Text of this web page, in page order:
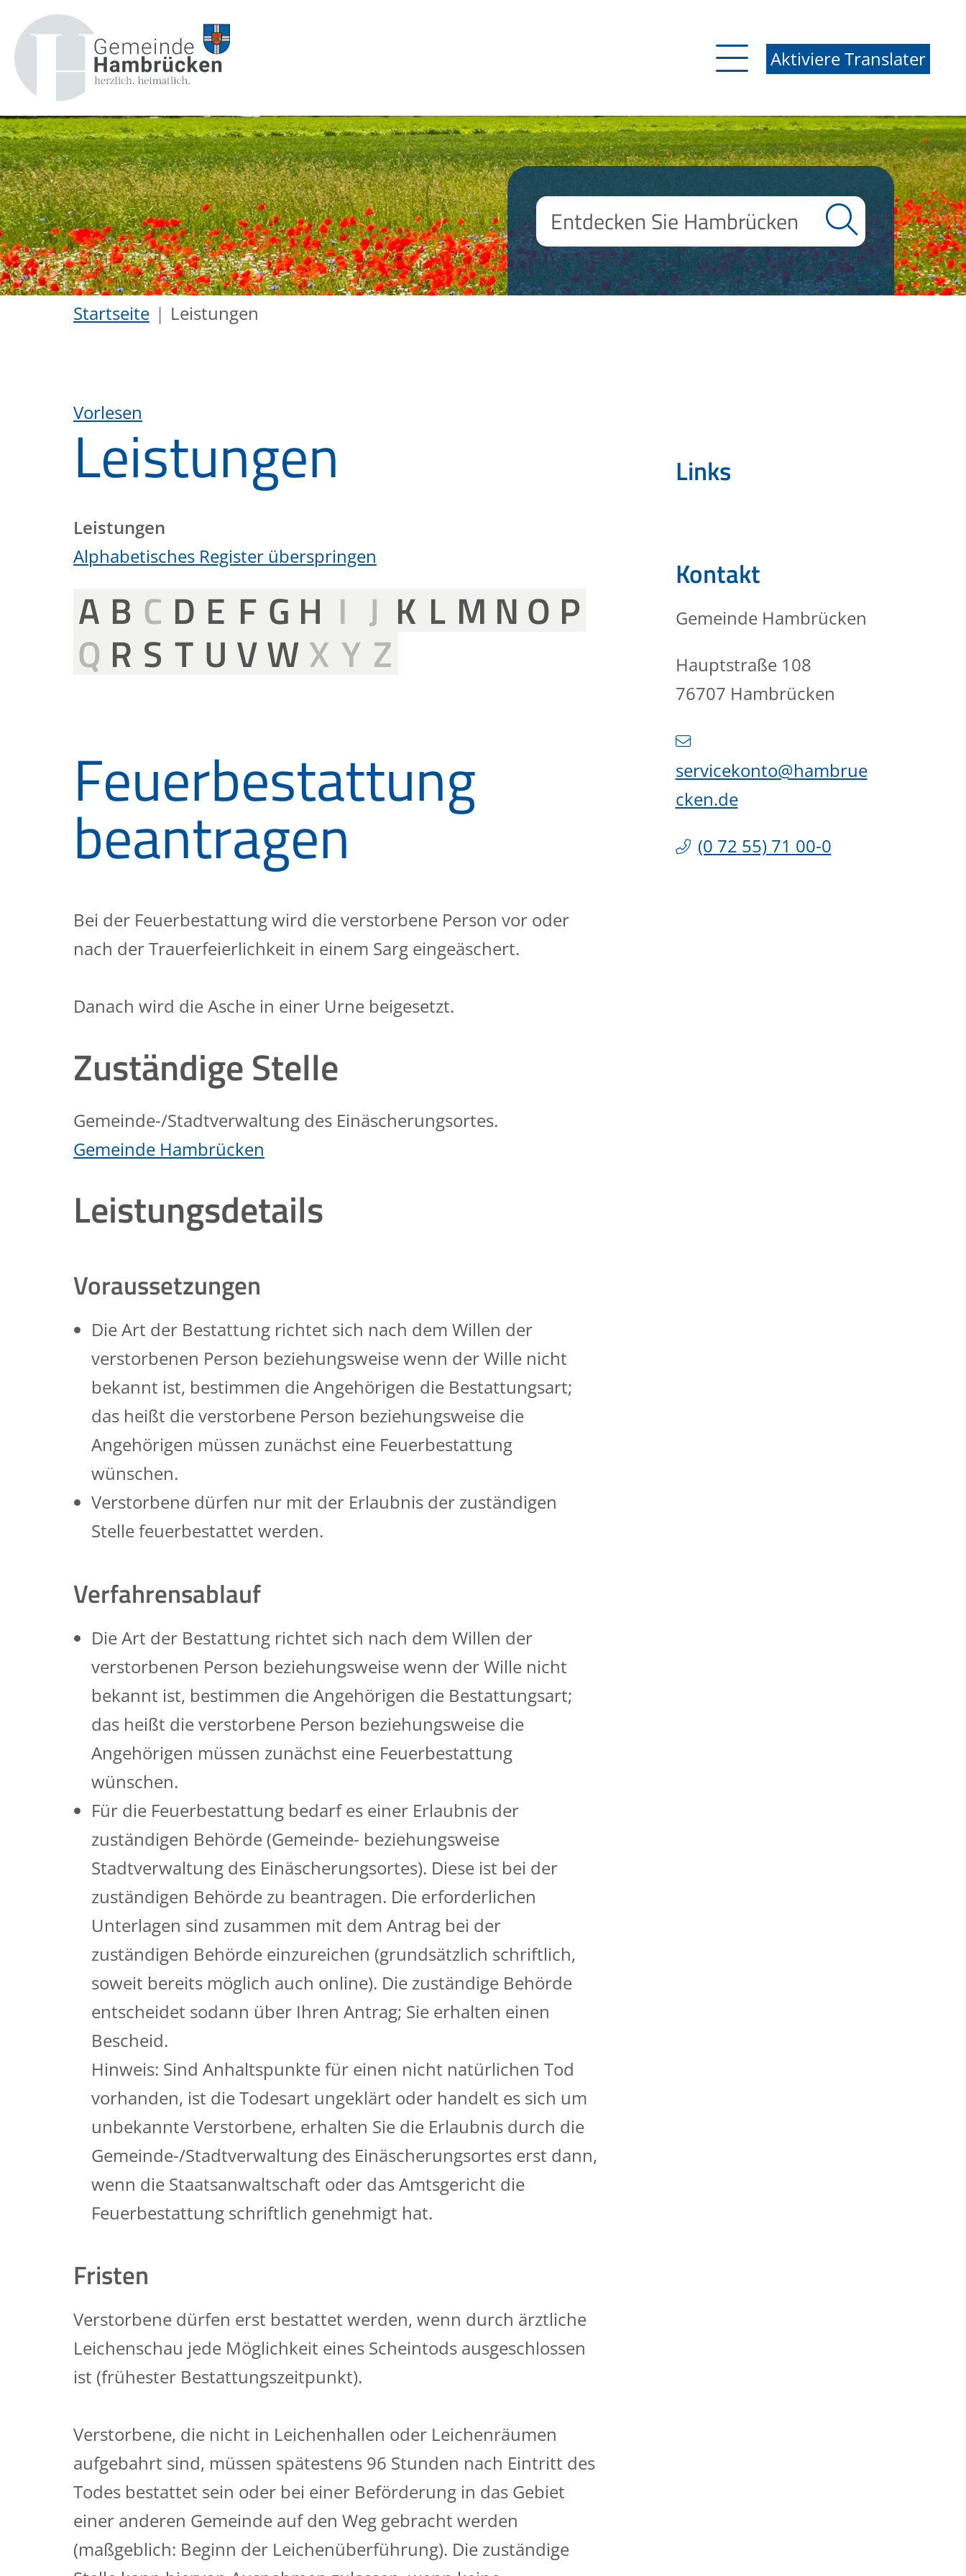
Aktiviere Translater
Startseite Leistungen
Vorlesen
Leistungen
Leistungen
Alphabetisches Register überspringen
A B C D E F G H I J K L M N O P
Q R S T U VWX Y Z
Feuerbestattung
beantragen
Bei der Feuerbestattung wird die verstorbene Person vor oder
nach der Trauerfeierlichkeit in einem Sarg eingeäschert.
Danach wird die Asche in einer Urne beigesetzt.
Zuständige Stelle
Gemeinde-/Stadtverwaltung des Einäscherungsortes.
Gemeinde Hambrücken
Leistungsdetails
Voraussetzungen
Die Art der Bestattung richtet sich nach dem Willen der
verstorbenen Person beziehungsweise wenn der Wille nicht
bekannt ist, bestimmen die Angehörigen die Bestattungsart;
das heißt die verstorbene Person beziehungsweise die
Angehörigen müssen zunächst eine Feuerbestattung
wünschen.
Verstorbene dürfen nur mit der Erlaubnis der zuständigen
Stelle feuerbestattet werden.
Verfahrensablauf
Die Art der Bestattung richtet sich nach dem Willen der
verstorbenen Person beziehungsweise wenn der Wille nicht
bekannt ist, bestimmen die Angehörigen die Bestattungsart;
das heißt die verstorbene Person beziehungsweise die
Angehörigen müssen zunächst eine Feuerbestattung
wünschen.
Für die Feuerbestattung bedarf es einer Erlaubnis der
zuständigen Behörde (Gemeinde- beziehungsweise
Stadtverwaltung des Einäscherungsortes). Diese ist bei der
zuständigen Behörde zu beantragen. Die erforderlichen
Unterlagen sind zusammen mit dem Antrag bei der
zuständigen Behörde einzureichen (grundsätzlich schriftlich,
soweit bereits möglich auch online). Die zuständige Behörde
entscheidet sodann über Ihren Antrag; Sie erhalten einen
Bescheid.
Hinweis: Sind Anhaltspunkte für einen nicht natürlichen Tod
vorhanden, ist die Todesart ungeklärt oder handelt es sich um
unbekannte Verstorbene, erhalten Sie die Erlaubnis durch die
Gemeinde-/Stadtverwaltung des Einäscherungsortes erst dann,
wenn die Staatsanwaltschaft oder das Amtsgericht die
Feuerbestattung schriftlich genehmigt hat.
Fristen
Verstorbene dürfen erst bestattet werden, wenn durch ärztliche
Leichenschau jede Möglichkeit eines Scheintods ausgeschlossen
ist (frühester Bestattungszeitpunkt).
Verstorbene, die nicht in Leichenhallen oder Leichenräumen
aufgebahrt sind, müssen spätestens 96 Stunden nach Eintritt des
Todes bestattet sein oder bei einer Beförderung in das Gebiet
einer anderen Gemeinde auf den Weg gebracht werden
(maßgeblich: Beginn der Leichenüberführung). Die zuständige
Links
Kontakt
Gemeinde Hambrücken
Hauptstraße 108
76707 Hambrücken
servicekonto@hambrue
cken.de
(0 72 55) 71 00-0